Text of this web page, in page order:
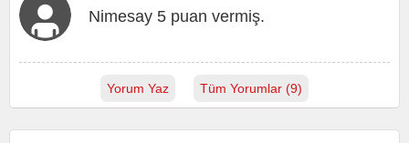
Nimesay 5 puan vermiş.
Yorum Yaz Tüm Yorumlar (9)